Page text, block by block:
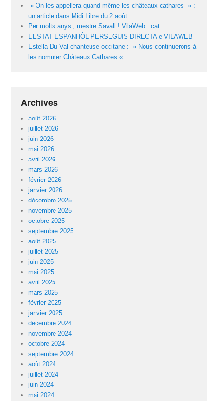
» On les appellera quand même les châteaux cathares » :
un article dans Midi Libre du 2 août
Per molts anys , mestre Savall ! VilaWeb . cat
L’ESTAT ESPANHÒL PERSEGUIS DIRECTA e VILAWEB
Estella Du Val chanteuse occitane : » Nous continuerons à
les nommer Châteaux Cathares «
Archives
août 2026
juillet 2026
juin 2026
mai 2026
avril 2026
mars 2026
février 2026
janvier 2026
décembre 2025
novembre 2025
octobre 2025
septembre 2025
août 2025
juillet 2025
juin 2025
mai 2025
avril 2025
mars 2025
février 2025
janvier 2025
décembre 2024
novembre 2024
octobre 2024
septembre 2024
août 2024
juillet 2024
juin 2024
mai 2024